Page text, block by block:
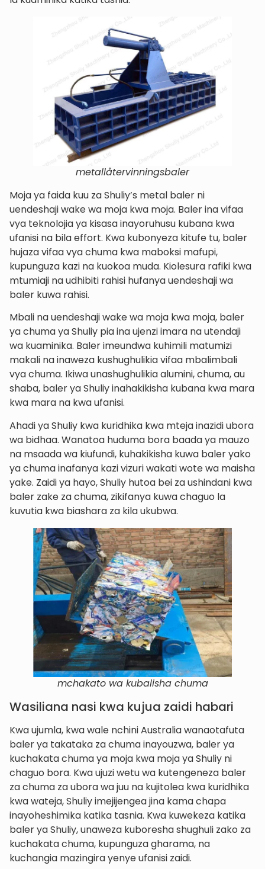
metallåtervinningsbaler
Moja ya faida kuu za Shuliy’s metal baler ni
uendeshaji wake wa moja kwa moja. Baler ina vifaa
vya teknolojia ya kisasa inayoruhusu kubana kwa
ufanisi na bila effort. Kwa kubonyeza kitufe tu, baler
hujaza vifaa vya chuma kwa maboksi mafupi,
kupunguza kazi na kuokoa muda. Kiolesura rafiki kwa
mtumiaji na udhibiti rahisi hufanya uendeshaji wa
baler kuwa rahisi.
Mbali na uendeshaji wake wa moja kwa moja, baler
ya chuma ya Shuliy pia ina ujenzi imara na utendaji
wa kuaminika. Baler imeundwa kuhimili matumizi
makali na inaweza kushughulikia vifaa mbalimbali
vya chuma. Ikiwa unashughulikia alumini, chuma, au
shaba, baler ya Shuliy inahakikisha kubana kwa mara
kwa mara na kwa ufanisi.
Ahadi ya Shuliy kwa kuridhika kwa mteja inazidi ubora
wa bidhaa. Wanatoa huduma bora baada ya mauzo
na msaada wa kiufundi, kuhakikisha kuwa baler yako
ya chuma inafanya kazi vizuri wakati wote wa maisha
yake. Zaidi ya hayo, Shuliy hutoa bei za ushindani kwa
baler zake za chuma, zikifanya kuwa chaguo la
kuvutia kwa biashara za kila ukubwa.
mchakato wa kubalisha chuma
Wasiliana nasi kwa kujua zaidi habari
Kwa ujumla, kwa wale nchini Australia wanaotafuta
baler ya takataka za chuma inayouzwa, baler ya
kuchakata chuma ya moja kwa moja ya Shuliy ni
chaguo bora. Kwa ujuzi wetu wa kutengeneza baler
za chuma za ubora wa juu na kujitolea kwa kuridhika
kwa wateja, Shuliy imejijengea jina kama chapa
inayoheshimika katika tasnia. Kwa kuwekeza katika
baler ya Shuliy, unaweza kuboresha shughuli zako za
kuchakata chuma, kupunguza gharama, na
kuchangia mazingira yenye ufanisi zaidi.